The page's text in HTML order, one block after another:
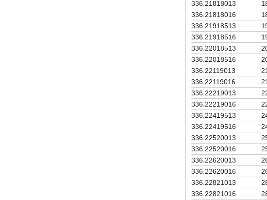
336.21818013
336.21818016
336.21918513
336.21918516
336.22018513
336.22018516
336.22119013
21
336.22119016
21
336.22219013
336.22219016
336.22419513
336.22419516
336.22520013
336.22520016
336.22620013
336.22620016
336.22821013
336.22821016